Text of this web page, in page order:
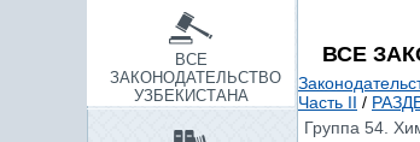
ВСЕ
ЗАКОНОДАТЕЛЬСТВО
УЗБЕКИСТАНА
ВСЕ
Часть II /
Группа 54.